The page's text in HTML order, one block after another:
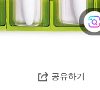
공유하기